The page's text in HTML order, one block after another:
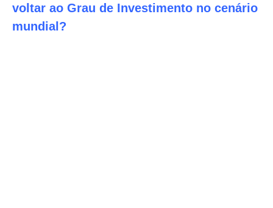
voltar ao Grau de Investimento no cenário
mundial?